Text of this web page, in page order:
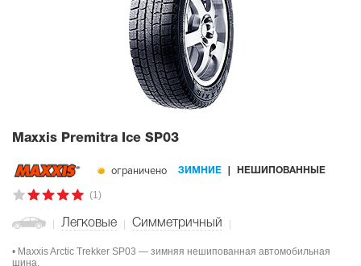
Maxxis Premitra Ice SP03
ограничено ЗИМНИЕ НЕШИПОВАННЫЕ
(1)
Легковые Симметричный
• Maxxis Arctic Trekker SP03 — зимняя нешипованная автомобильная
шина.